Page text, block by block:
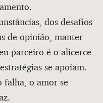
dos desafios
de opinião, manter
parceiro é o alicerce
se apoiam.
falha, o amor se